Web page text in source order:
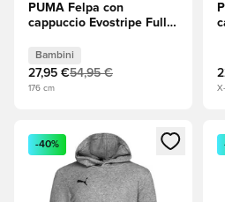
PUMA Felpa con
cappuccio Evostripe Full
Bambini
27,95 €54,95 €
176 cm
Apre una finestra modale per
-40%